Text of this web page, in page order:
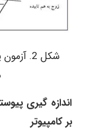
شکل 2.
اندازه گیری
بر کامپیوتر